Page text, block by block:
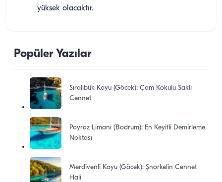
yüksek olacaktır.
Popüler Yazılar
Sıralıbük Koyu (Göcek): Çam Kokulu Saklı
Cennet
Poyraz Limanı (Bodrum): En Keyifli Demirleme
Noktası
Merdivenli Koyu (Göcek): Şnorkelin Cennet
Hali